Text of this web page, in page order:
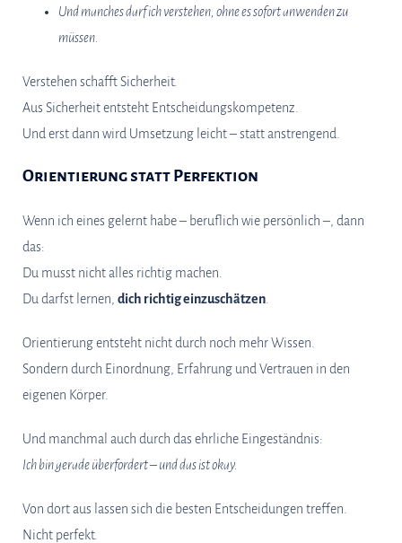
Und manches darf ich verstehen, ohne es sofort anwenden zu
müssen.
Verstehen schafft Sicherheit.
Aus Sicherheit entsteht Entscheidungskompetenz.
Und erst dann wird Umsetzung leicht – statt anstrengend.
Orientierung statt Perfektion
Wenn ich eines gelernt habe – beruflich wie persönlich –, dann
das:
Du musst nicht alles richtig machen.
Du darfst lernen, dich richtig einzuschätzen
Orientierung entsteht nicht durch noch mehr Wissen.
Sondern durch Einordnung, Erfahrung und Vertrauen in den
eigenen Körper.
Und manchmal auch durch das ehrliche Eingeständnis:
Ich bin gerade überfordert – und das ist okay.
Von dort aus lassen sich die besten Entscheidungen treffen.
Nicht perfekt.